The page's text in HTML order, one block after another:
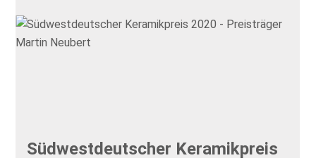
Südwestdeutscher Keramikpreis